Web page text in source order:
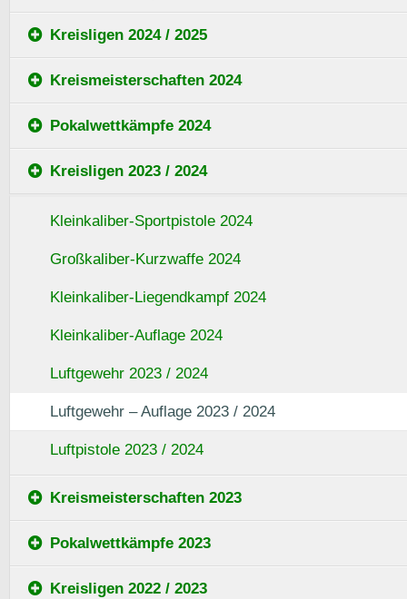
Kreisligen 2024 / 2025
Kreismeisterschaften 2024
Pokalwettkämpfe 2024
Kreisligen 2023 / 2024
Kleinkaliber-Sportpistole 2024
Großkaliber-Kurzwaffe 2024
Kleinkaliber-Liegendkampf 2024
Kleinkaliber-Auflage 2024
Luftgewehr 2023 / 2024
Luftgewehr – Auflage 2023 / 2024
Luftpistole 2023 / 2024
Kreismeisterschaften 2023
Pokalwettkämpfe 2023
Kreisligen 2022 / 2023